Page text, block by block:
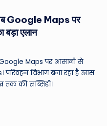
अब Google Maps पर
बड़ा एलान
Maps पर आसानी से
विभाग बना रहा है खास
तक की सब्सिडी।